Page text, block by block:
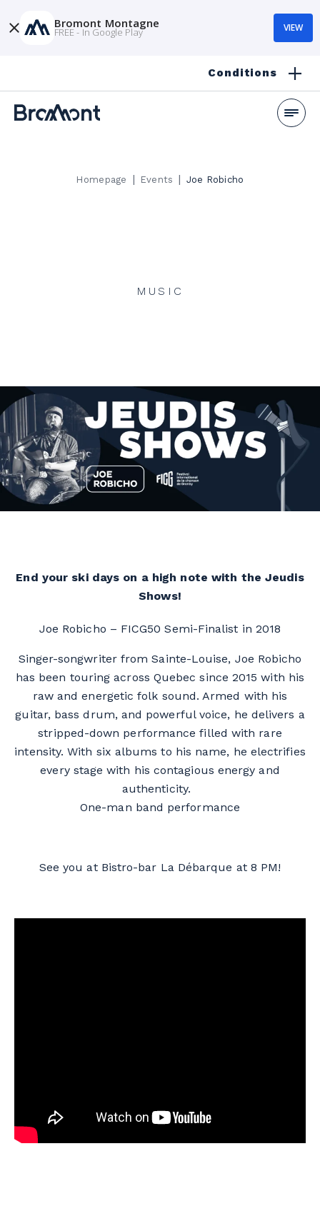
Conditions
Homepage | Events | Joe Robicho
MUSIC
End your ski days on a high note with the Jeudis
Shows!
Joe Robicho – FICG50 Semi-Finalist in 2018
Singer-songwriterfrom Sainte-Louise, Joe Robicho
has been touring across Quebec since 2015with his
rawandenergetic folk sound.Armed with his
guitar, bass drum, and powerful voice, he delivers a
stripped-down performancefilled with rare
intensity.With six albums to his name, he electrifies
everystagewith his contagious energy and
authenticity.
One-man band performance
See you at Bistro-bar La Débarque at 8 PM!
Bromont Montagne
FREE - In Google Play VIEW